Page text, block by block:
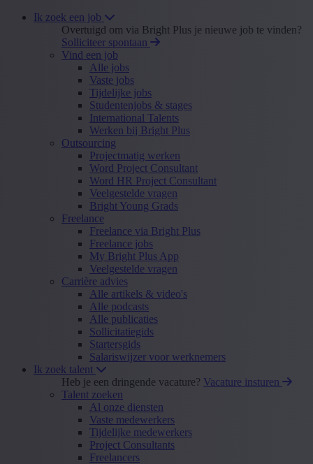
Ik zoek een job
Overtuigd om via Bright Plus je nieuwe job te vinden?
Solliciteer spontaan
Vind een job
Alle jobs
Vaste jobs
Tijdelijke jobs
Studentenjobs & stages
International Talents
Werken bij Bright Plus
Outsourcing
Projectmatig werken
Word Project Consultant
Word HR Project Consultant
Veelgestelde vragen
Bright Young Grads
Freelance
Freelance via Bright Plus
Freelance jobs
My Bright Plus App
Veelgestelde vragen
Carrière advies
Alle artikels & video's
Alle podcasts
Alle publicaties
Sollicitatiegids
Startersgids
Salariswijzer voor werknemers
Ik zoek talent
Heb je een dringende vacature? Vacature insturen
Talent zoeken
Al onze diensten
Vaste medewerkers
Tijdelijke medewerkers
Project Consultants
Freelancers